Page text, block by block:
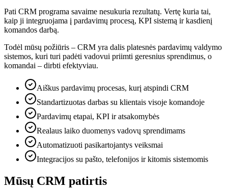
Pati CRM programa savaime nesukuria rezultatų. Vertę kuria tai,
kaip ji integruojama į pardavimų procesą, KPI sistemą ir kasdienį
komandos darbą.
Todėl mūsų požiūris – CRM yra dalis platesnės pardavimų valdymo
sistemos, kuri turi padėti vadovui priimti geresnius sprendimus, o
komandai – dirbti efektyviau.
Aiškus pardavimų procesas, kurį atspindi CRM
Standartizuotas darbas su klientais visoje komandoje
Pardavimų etapai, KPI ir atsakomybės
Realaus laiko duomenys vadovų sprendimams
Automatizuoti pasikartojantys veiksmai
Integracijos su pašto, telefonijos ir kitomis sistemomis
Mūsų CRM patirtis